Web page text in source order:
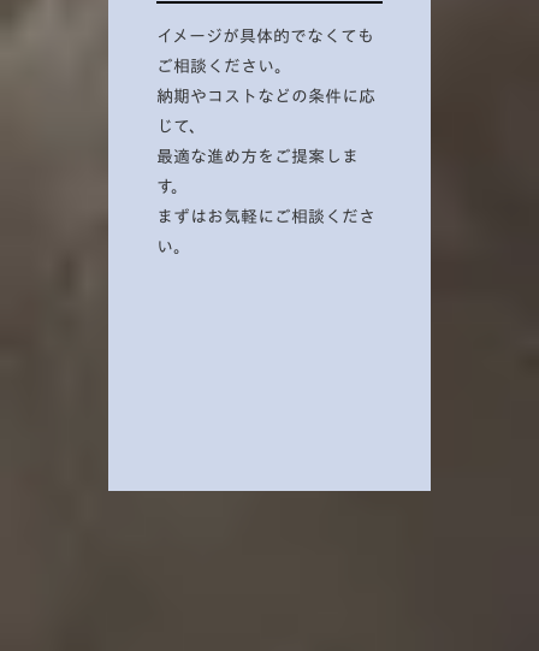
イメージが具体的でなくても
ご相談ください。
納期やコストなどの条件に応
じて、
最適な進め方をご提案しま
す。
まずはお気軽にご相談くださ
い。